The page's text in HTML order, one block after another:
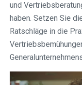
und
haben. Setzen Sie
Ratschläge in die